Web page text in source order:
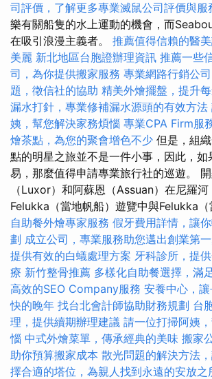
司評價，了解更多專業滅鼠公司評價與服
樂有關船隻的水上運動的機會，而
在吸引浪漫主義者。 推薦值得信賴的醫
美麗 新北地區台胞證辦理資訊 推薦一些
司，為你提供搬家服務 專業網路行銷公司
題，徵信社的協助 精美外燴擺盤，提升
漏水打針，專業修補漏水源頭的有效方法
姨，幫您解決家務煩惱 專業CPA Firm服
燴茶點，為您的聚會增色不少 但是，組
點的明星之旅並不是一件小事，因此，如
易，那麼值得申請專業旅行社的巡遊。
（Luxor）和阿蘇恩（Assuan）在尼羅
Felukka（當地帆船）遊覽中與Felukka（
自助餐外燴專家服務 假牙費用詳情，讓
劃 成立公司，專業服務助您邁出創業第
提供有效的白蟻處理方案 牙科診所，提
療 新竹整骨推薦 多樣化自助餐選擇，滿
高效的SEO Company服務 安養中心，
快的晚年 找台北會計師協助財務規劃 台
理，提供續期辦理建議 請一位打掃阿姨
惱 中式外燴菜單，傳承經典的美味 搬家
助你預算搬家成本 散光問題的解決方法
擇合適的塔位，為親人找到永遠的安放之